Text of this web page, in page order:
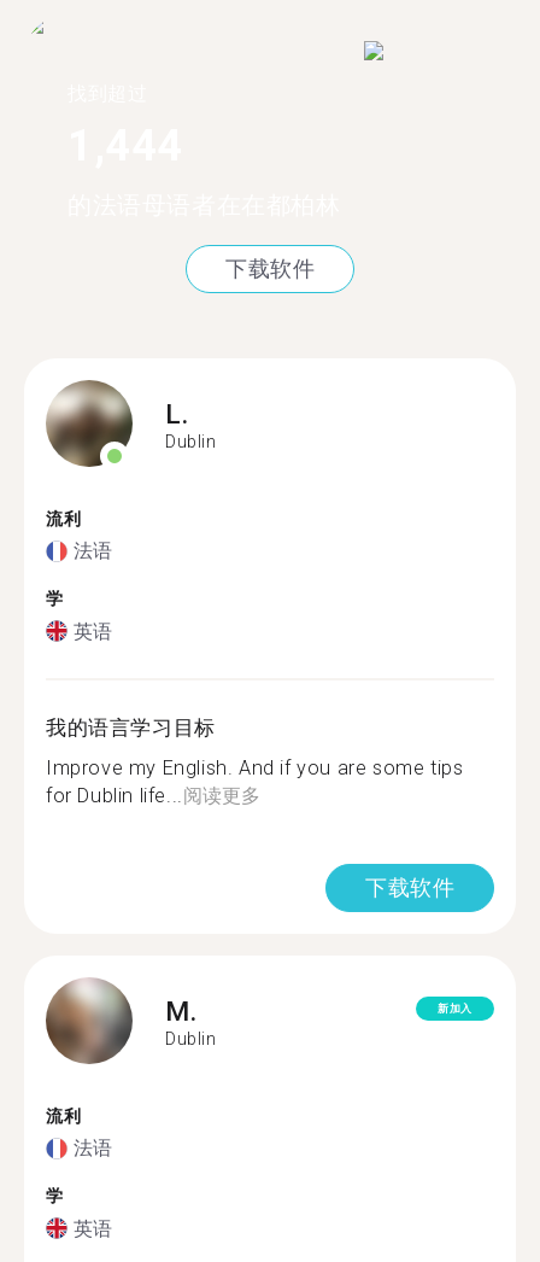
下载软件
L.
Dublin
流利
法语
学
英语
我的语言学习目标
Improve my English. And if you are some tips
for Dublin life... 阅读更多
下载软件
M.
Dublin
新加入
流利
法语
学
英语